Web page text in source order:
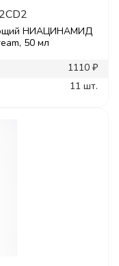
НИАЦИНАМИД
50 мл
1110 ₽
11 шт.